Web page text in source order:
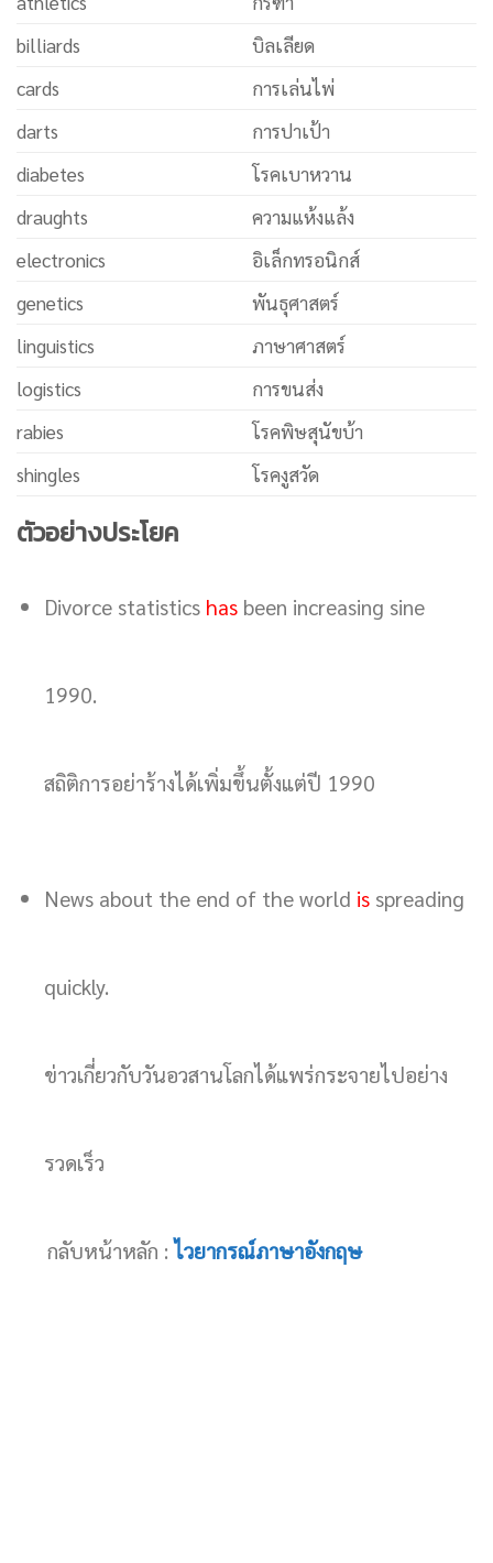
billiards
บิลเลียด
cards
การเล่นไพ่
darts
การปาเป้า
diabetes
โรคเบาหวาน
draughts
ความแห้งแล้ง
electronics
อิเล็กทรอนิกส์
genetics
พันธุศาสตร์
linguistics
ภาษาศาสตร์
logistics
การขนส่ง
rabies
โรคพิษสุนัขบ้า
shingles
โรคงูสวัด
ตัวอย่างประโยค
Divorce statistics hasbeen increasing sine
1990.
สถิติการอย่าร้างได้เพิ่มขึ้นตั้งแต่ปี 1990
News about the end of the world isspreading
quickly.
ข่าวเกี่ยวกับวันอวสานโลกได้แพร่กระจายไปอย่าง
รวดเร็ว
กลับหน้าหลัก : ไวยากรณ์ภาษาอังกฤษ